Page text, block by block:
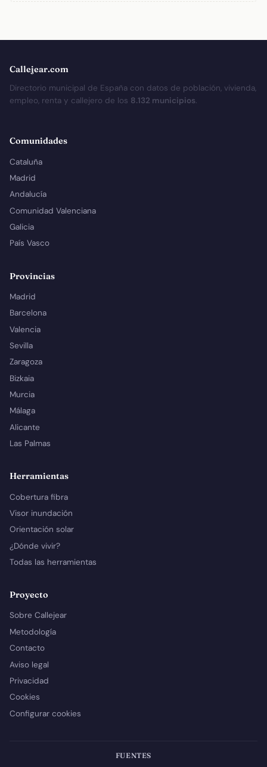
Callejear.com
Directorio municipal de España con datos de población, vivienda,
empleo, renta y callejero de los 8.132 municipios.
Comunidades
Cataluña
Madrid
Andalucía
Comunidad Valenciana
Galicia
País Vasco
Provincias
Madrid
Barcelona
Valencia
Sevilla
Zaragoza
Bizkaia
Murcia
Málaga
Alicante
Las Palmas
Herramientas
Cobertura fibra
Visor inundación
Orientación solar
¿Dónde vivir?
Todas las herramientas
Proyecto
Sobre Callejear
Metodología
Contacto
Aviso legal
Privacidad
Cookies
Configurar cookies
FUENTES